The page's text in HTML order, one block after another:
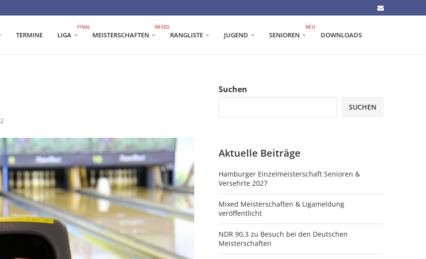
TERMINE LIGA
FINAL
MEISTERSCHAFTEN
MIXED
RANGLISTE JUGEND SENIOREN
NEU
DOWNLOADS
Suchen
SUCHEN
Aktuelle Beiträge
Hamburger Einzelmeisterschaft Senioren &
Versehrte 2027
Mixed Meisterschaften & Ligameldung
veröffentlicht
NDR 90,3 zu Besuch bei den Deutschen
Meisterschaften